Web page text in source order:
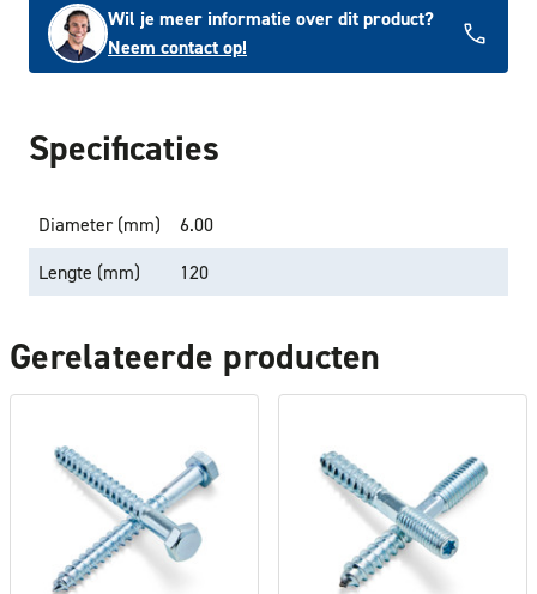
Wil je meer informatie over dit product?
Neem contact op!
Specificaties
Diameter (mm)
6.00
Lengte (mm)
120
Gerelateerde producten